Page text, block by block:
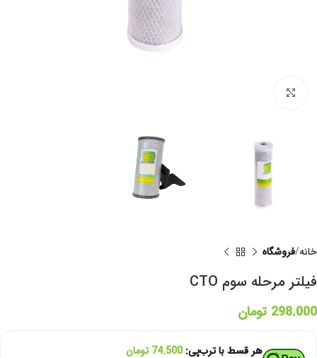
خانه فروشگاه
فیلتر مرحله سوم CTO
298.000 تومان
هر قسط با ترب‌پی:74.500 تومان